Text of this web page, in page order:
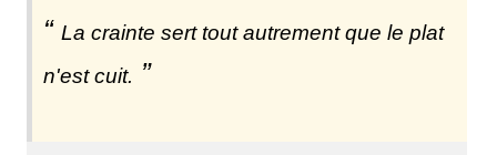
La crainte sert tout autrement que le plat
n'est cuit.